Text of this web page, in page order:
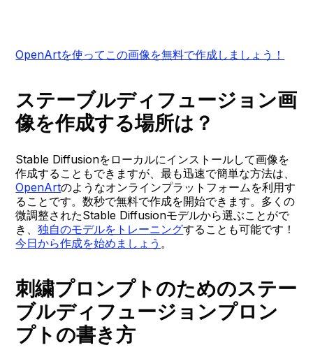
OpenArtを使ってこの画像を無料で作成しましょう！
ステーブルディフュージョン画
像を作成する場所は？
Stable Diffusionをローカルにインストールして画像を
作成することもできますが、最も迅速で簡単な方法は、
OpenArtのようなオンラインプラットフォームを利用す
ることです。数秒で無料で作成を開始できます。多くの
微調整されたStable Diffusionモデルから選ぶことがで
き、独自のモデルをトレーニングすることも可能です！
今日から作成を始めましょう 。
刺繍プロンプトのためのステー
ブルディフュージョンプロン
プトの書き方